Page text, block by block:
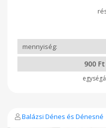
900
Balázsi Dénes és Dénesné